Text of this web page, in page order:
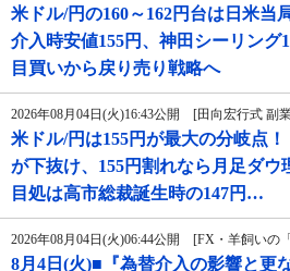
米ドル/円の160～162円台は日米当
介入時安値155円、神田シーリング
目買いから戻り売り戦略へ
2026年08月04日(火)16:43公開 [田向宏行式 副
米ドル/円は155円が最大の分岐点
が下抜け、155円割れなら月足ダウ
目処は高市総裁誕生時の147円…
2026年08月04日(火)06:44公開 [FX・羊飼いの
8月4日(火)■『為替介入の影響と更